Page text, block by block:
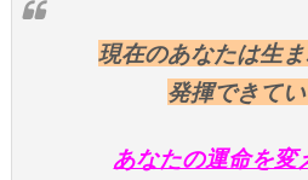
現在のあなたは生
発揮できて
あなたの運命を変